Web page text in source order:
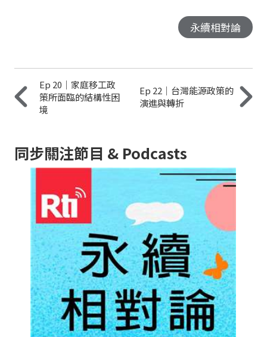
永續相對論
Ep 20｜家庭移工政
策所面臨的結構性困
境
Ep 22｜台灣能源政策的
演進與轉折
同步關注節目 & Podcasts